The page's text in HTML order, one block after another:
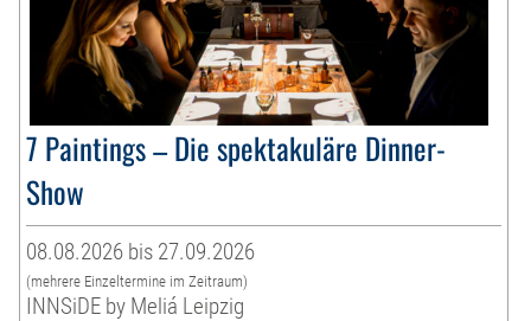
7 Paintings – Die spektakuläre Dinner-
Show
08.08.2026 bis 27.09.2026
(mehrere Einzeltermine im Zeitraum)
INNSiDE by Meliá Leipzig